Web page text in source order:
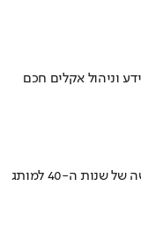
וניהול אקלים חכם
איך אסם הפכה את תקופת הצנע והמחסור הקשה של שנות ה-40 למותג